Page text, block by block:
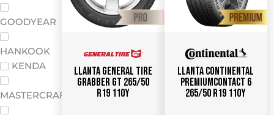
GOODYEAR
HANKOOK
KENDA
MASTERCRAFT
Llanta GENERAL TIRE
Grabber GT 265/50
R19 110Y
Llanta CONTINENTAL
PremiumContact 6
265/50 R19 110Y